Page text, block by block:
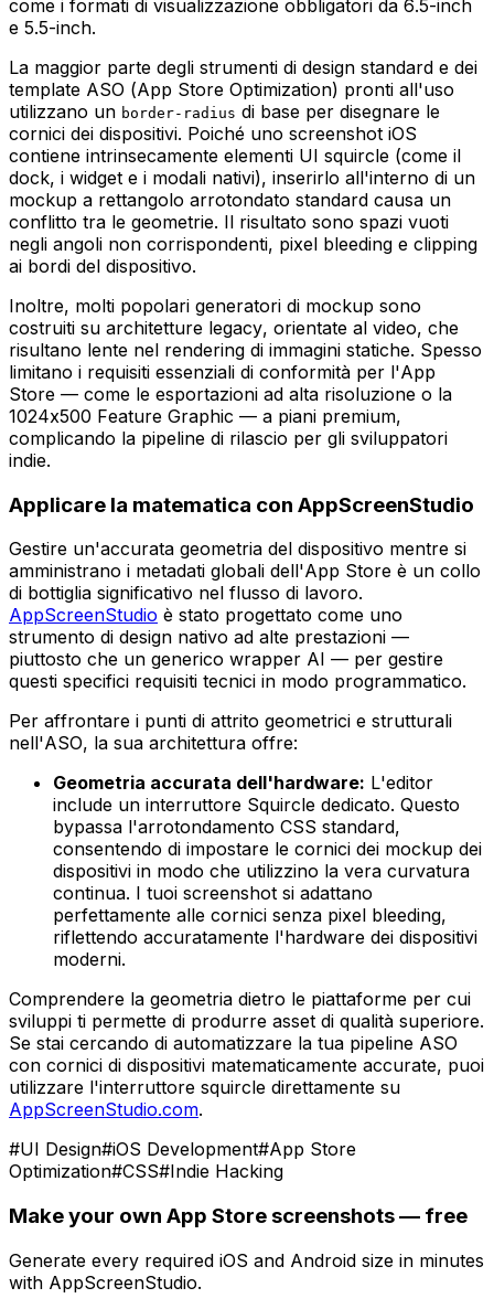
come i formati di visualizzazione obbligatori da 6.5-inch
e 5.5-inch.
La maggior parte degli strumenti di design standard e dei
template ASO (App Store Optimization) pronti all'uso
utilizzano un border-radius di base per disegnare le
cornici dei dispositivi. Poiché uno screenshot iOS
contiene intrinsecamente elementi UI squircle (come il
dock, i widget e i modali nativi), inserirlo all'interno di un
mockup a rettangolo arrotondato standard causa un
conflitto tra le geometrie. Il risultato sono spazi vuoti
negli angoli non corrispondenti, pixel bleeding e clipping
ai bordi del dispositivo.
Inoltre, molti popolari generatori di mockup sono
costruiti su architetture legacy, orientate al video, che
risultano lente nel rendering di immagini statiche. Spesso
limitano i requisiti essenziali di conformità per l'App
Store — come le esportazioni ad alta risoluzione o la
1024x500 Feature Graphic — a piani premium,
complicando la pipeline di rilascio per gli sviluppatori
indie.
Applicare la matematica con AppScreenStudio
Gestire un'accurata geometria del dispositivo mentre si
amministrano i metadati globali dell'App Store è un collo
di bottiglia significativo nel flusso di lavoro.
AppScreenStudio è stato progettato come uno
strumento di design nativo ad alte prestazioni —
piuttosto che un generico wrapper AI — per gestire
questi specifici requisiti tecnici in modo programmatico.
Per affrontare i punti di attrito geometrici e strutturali
nell'ASO, la sua architettura offre:
Geometria accurata dell'hardware: L'editor
include un interruttore Squircle dedicato. Questo
bypassa l'arrotondamento CSS standard,
consentendo di impostare le cornici dei mockup dei
dispositivi in modo che utilizzino la vera curvatura
continua. I tuoi screenshot si adattano
perfettamente alle cornici senza pixel bleeding,
riflettendo accuratamente l'hardware dei dispositivi
moderni.
Comprendere la geometria dietro le piattaforme per cui
sviluppi ti permette di produrre asset di qualità superiore.
Se stai cercando di automatizzare la tua pipeline ASO
con cornici di dispositivi matematicamente accurate, puoi
utilizzare l'interruttore squircle direttamente su
AppScreenStudio.com.
#UI Design#iOS Development#App Store
Optimization#CSS#Indie Hacking
Make your own App Store screenshots — free
Generate every required iOS and Android size in minutes
with AppScreenStudio.